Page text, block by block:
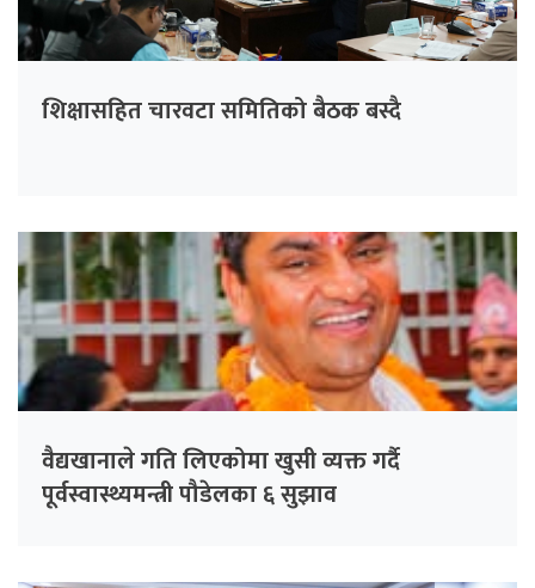
शिक्षासहित चारवटा समितिको बैठक बस्दै
वैद्यखानाले गति लिएकोमा खुसी व्यक्त गर्दै
पूर्वस्वास्थ्यमन्त्री पौडेलका ६ सुझाव